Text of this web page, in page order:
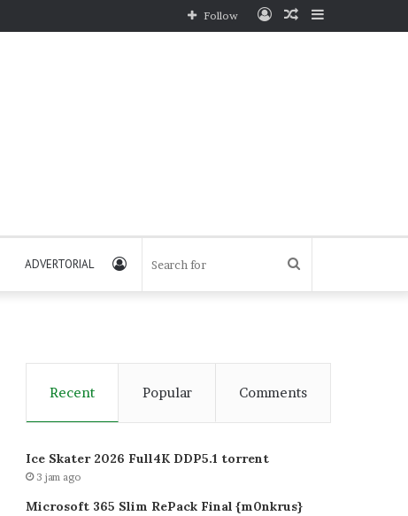
Sidebar
Random
Log
Follow
ADVERTORIAL Search
Log
Recent Popular Comments
Ice Skater 2026 Full4K DDP5.1 torrent
3 jam ago
Microsoft 365 Slim RePack Final {m0nkrus}